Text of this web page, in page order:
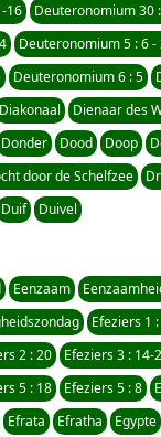
16
Deuteronomium 30
Deuteronomium 5 : 6 -
Deuteronomium 6 : 5
Diakonaal Dienaar des
Donder Dood Doop
door de Schelfzee
Duif Duivel
Eenzaam
Efeziers 1
2 : 20 Efeziers 3 : 14-
5 : 18 Efeziers 5 : 8
Efrata Efratha Egypte